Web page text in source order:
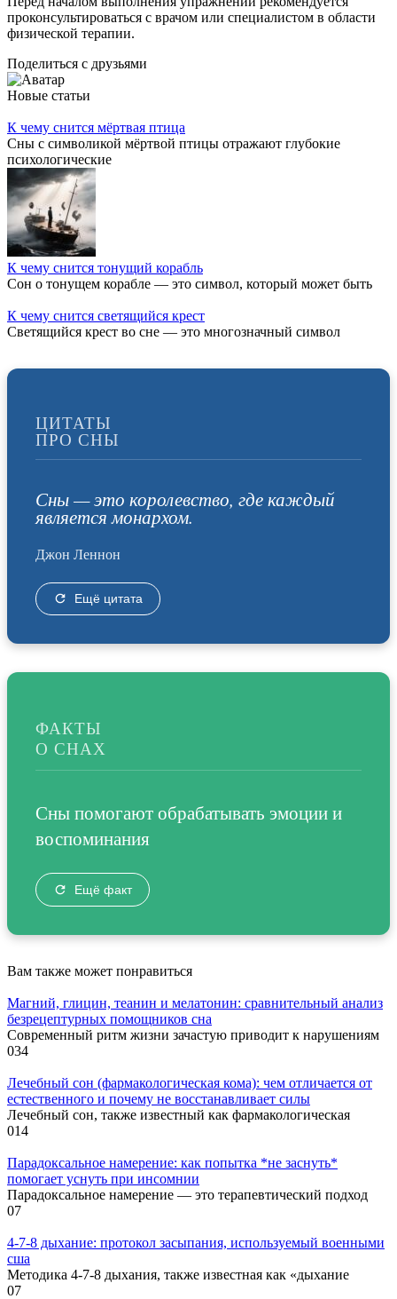
проконсультироваться с врачом или специалистом в области
физической терапии.
Поделиться с друзьями
Новые статьи
К чему снится мёртвая птица
Сны с символикой мёртвой птицы отражают глубокие
психологические
К чему снится тонущий корабль
Сон о тонущем корабле — это символ, который может быть
К чему снится светящийся крест
Светящийся крест во сне — это многозначный символ
ЦИТАТЫ
ПРО СНЫ
Сны — это королевство, где каждый
является монархом.
Джон Леннон
Ещё цитата
ФАКТЫ
О СНАХ
Сны помогают обрабатывать эмоции и
воспоминания
Ещё факт
Вам также может понравиться
Магний, глицин, теанин и мелатонин: сравнительный анализ
безрецептурных помощников сна
Современный ритм жизни зачастую приводит к нарушениям
034
Лечебный сон (фармакологическая кома): чем отличается от
естественного и почему не восстанавливает силы
Лечебный сон, также известный как фармакологическая
014
Парадоксальное намерение: как попытка *не заснуть*
помогает уснуть при инсомнии
Парадоксальное намерение — это терапевтический подход
07
4-7-8 дыхание: протокол засыпания, используемый военными
сша
Методика 4-7-8 дыхания, также известная как «дыхание
07